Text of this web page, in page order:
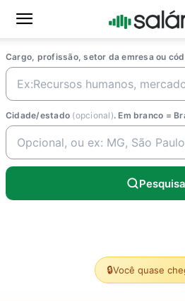
Cargo, profissão, setor da emresa ou
Cidade/estado (opcional). Em branco =
🔒Você quase